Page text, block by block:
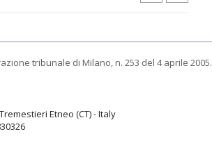
tribunale di Milano, n. 253 del 4 aprile 2005.
Etneo (CT) - Italy